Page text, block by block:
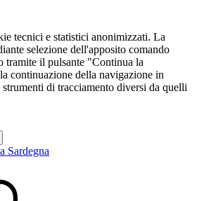
tecnici e statistici anonimizzati. La
selezione dell'apposito comando
tramite il pulsante "Continua la
continuazione della navigazione in
di tracciamento diversi da quelli
Sardegna